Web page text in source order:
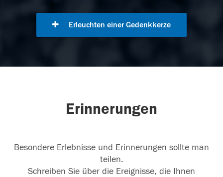
Erleuchten einer Gedenkkerze
Erinnerungen
Besondere Erlebnisse und Erinnerungen sollte man
teilen.
Schreiben Sie über die Ereignisse, die Ihnen